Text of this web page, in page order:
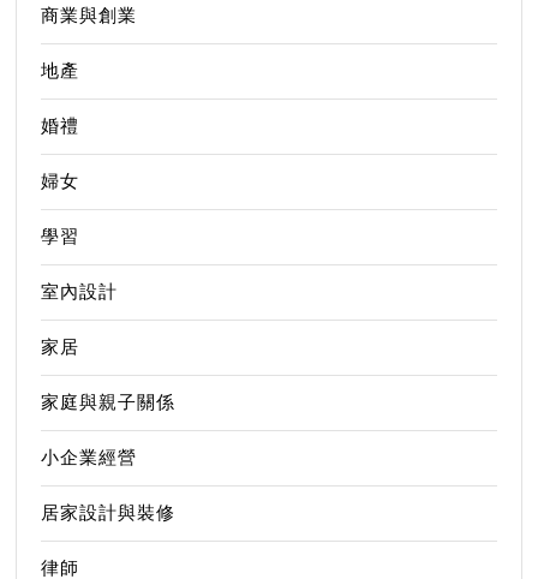
商業與創業
地產
婚禮
婦女
學習
室內設計
家居
家庭與親子關係
小企業經營
居家設計與裝修
律師